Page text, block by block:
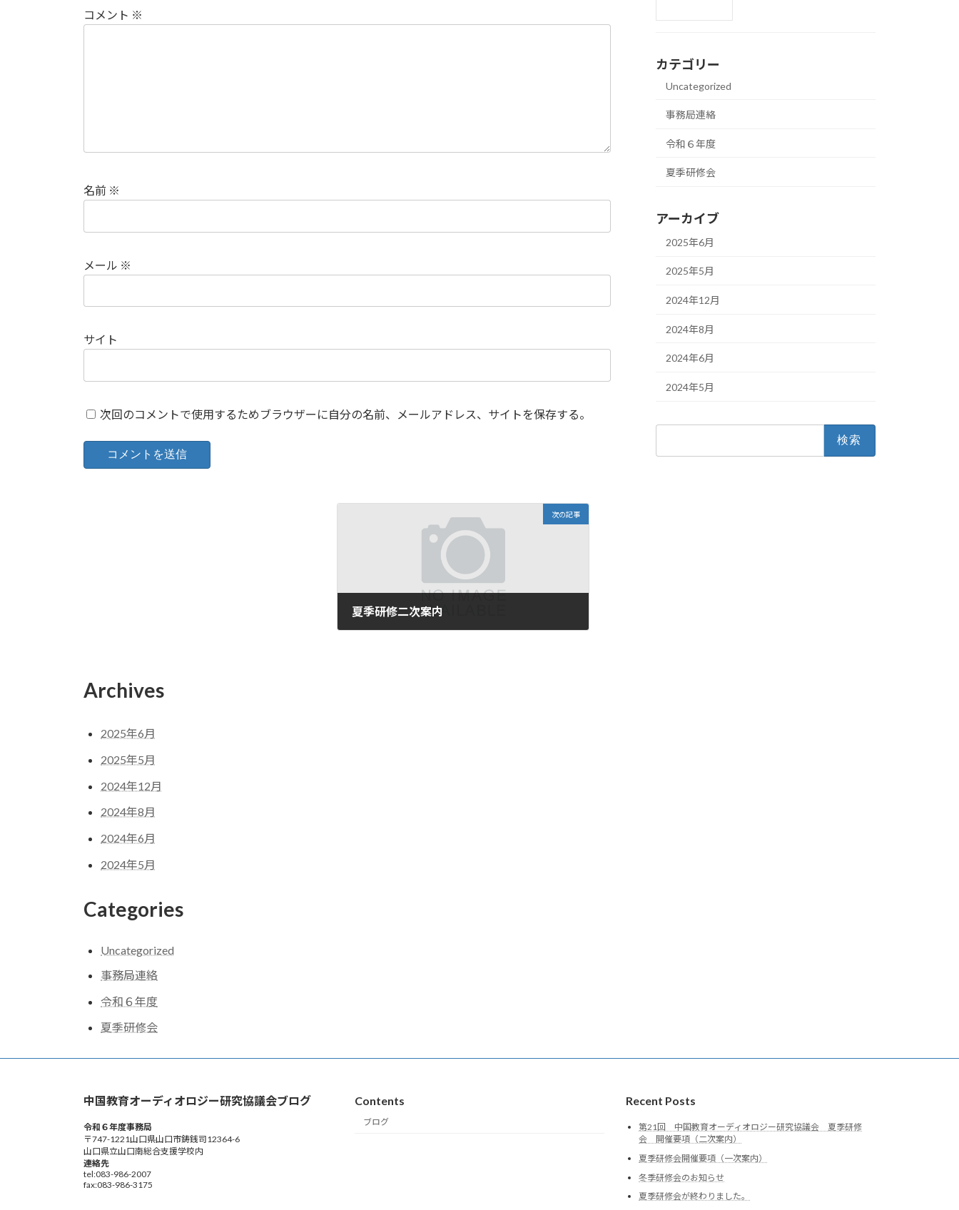
コメント ※
名前 ※
メール ※
サイト
次回のコメントで使用するためブラウザーに自分の名前、メールアドレス、サイトを保存する。
次の記事
夏季研修二次案内
カテゴリー
Uncategorized
事務局連絡
令和６年度
夏季研修会
アーカイブ
2025年6月
2025年5月
2024年12月
2024年8月
2024年6月
2024年5月
Archives
2025年6月
2025年5月
2024年12月
2024年8月
2024年6月
2024年5月
Categories
Uncategorized
事務局連絡
令和６年度
夏季研修会
中国教育オーディオロジー研究協議会ブログ
令和６年度事務局
〒747-1221山口県山口市鋳銭司12364-6
山口県立山口南総合支援学校内
連絡先
tel:083-986-2007
fax:083-986-3175
Contents
ブログ
Recent Posts
第21回 中国教育オーディオロジー研究協議会 夏季研修
会 開催要項（二次案内）
夏季研修会開催要項（一次案内）
冬季研修会のお知らせ
夏季研修会が終わりました。